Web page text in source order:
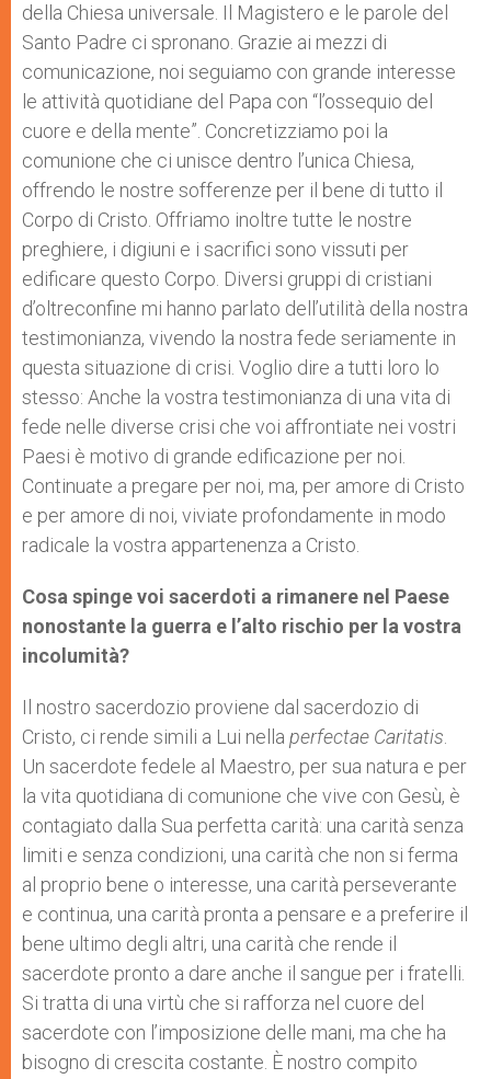
della Chiesa universale. Il Magistero e le parole del
Santo Padre ci spronano. Grazie ai mezzi di
comunicazione, noi seguiamo con grande interesse
le attività quotidiane del Papa con “l’ossequio del
cuore e della mente”. Concretizziamo poi la
comunione che ci unisce dentro l’unica Chiesa,
offrendo le nostre sofferenze per il bene di tutto il
Corpo di Cristo. Offriamo inoltre tutte le nostre
preghiere, i digiuni e i sacrifici sono vissuti per
edificare questo Corpo. Diversi gruppi di cristiani
d’oltreconfine mi hanno parlato dell’utilità della nostra
testimonianza, vivendo la nostra fede seriamente in
questa situazione di crisi. Voglio dire a tutti loro lo
stesso: Anche la vostra testimonianza di una vita di
fede nelle diverse crisi che voi affrontiate nei vostri
Paesi è motivo di grande edificazione per noi.
Continuate a pregare per noi, ma, per amore di Cristo
e per amore di noi, viviate profondamente in modo
radicale la vostra appartenenza a Cristo.
Cosa spinge voi sacerdoti a rimanere nel Paese
nonostante la guerra e l’alto rischio per la vostra
incolumità?
Il nostro sacerdozio proviene dal sacerdozio di
Cristo, ci rende simili a Lui nella perfectae Caritatis
Un sacerdote fedele al Maestro, per sua natura e per
la vita quotidiana di comunione che vive con Gesù, è
contagiato dalla Sua perfetta carità: una carità senza
limiti e senza condizioni, una carità che non si ferma
al proprio bene o interesse, una carità perseverante
e continua, una carità pronta a pensare e a preferire il
bene ultimo degli altri, una carità che rende il
sacerdote pronto a dare anche il sangue per i fratelli.
Si tratta di una virtù che si rafforza nel cuore del
sacerdote con l’imposizione delle mani, ma che ha
bisogno di crescita costante. È nostro compito